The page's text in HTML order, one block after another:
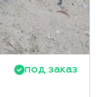
под заказ